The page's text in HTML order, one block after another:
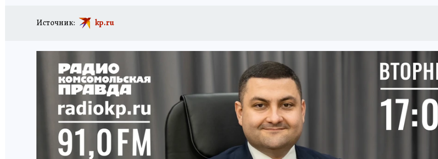
Источник: kp.ru